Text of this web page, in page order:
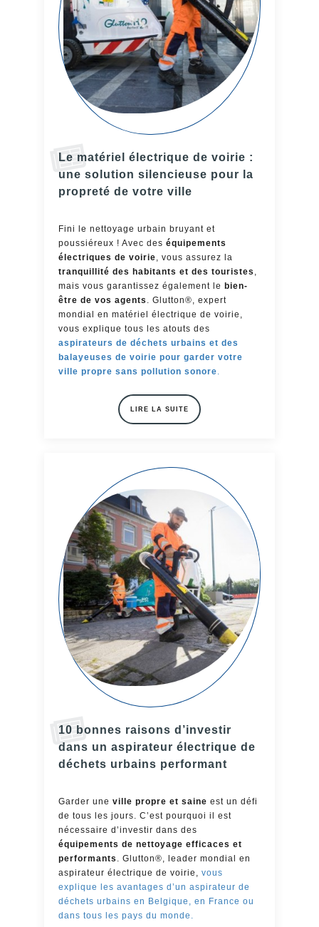
Le matériel électrique de voirie :
une solution silencieuse pour la
propreté de votre ville
Fini le nettoyage urbain bruyant et
poussiéreux ! Avec deséquipements
électriques de voirie, vous assurez la
tranquillité des habitants et des touristes ,
mais vous garantissez également le bien-
être de vos agents . Glutton®, expert
mondial en matériel électrique de voirie,
vous explique tous les atouts des
aspirateurs de déchets urbains et des
balayeuses de voirie pour garder votre
ville propre sans pollution sonore.
LIRE LA SUITE
10 bonnes raisons d’investir
dans un aspirateur électrique de
déchets urbains performant
Garder uneville propre et saine est un défi
de tous les jours. C’est pourquoi il est
nécessaire d’investir dans des
équipements de nettoyage efficaces et
performants . Glutton®, leader mondial en
aspirateur électrique de voirie,vous
explique les avantages d’un aspirateur de
déchets urbains en Belgique, en France ou
dans tous les pays du monde.